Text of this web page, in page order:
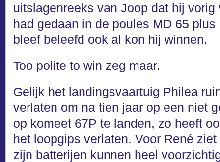
uitslagenreeks van Joop dat hij
had gedaan in de poules MD 65
bleef beleefd ook al kon hij winnen.
Too polite to win zeg maar.
Gelijk het landingsvaartuig Philea
verlaten om na tien jaar op een niet
op komeet 67P te landen, zo heeft
het loopgips verlaten. Voor René
zijn batterijen kunnen heel